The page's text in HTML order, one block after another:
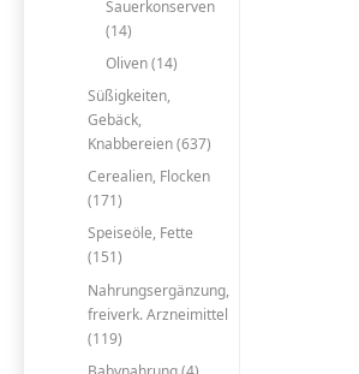
Sauerkonserven
(14)
Oliven (14)
Süßigkeiten,
Gebäck,
Knabbereien (637)
Cerealien, Flocken
(171)
Speiseöle, Fette
(151)
Nahrungsergänzung,
freiverk. Arzneimittel
(119)